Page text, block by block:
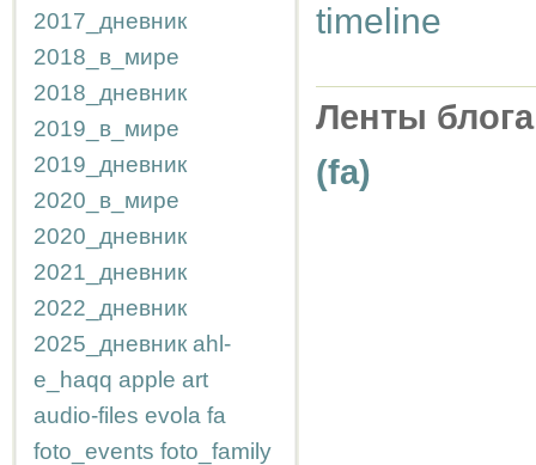
2017_дневник
2018_в_мире
2018_дневник
2019_в_мире
2019_дневник
2020_в_мире
2020_дневник
2021_дневник
2022_дневник
2025_дневник ahl-
e_haqq apple art
audio-files evola fa
foto_events foto_family
timeline
Ленты
(fa)